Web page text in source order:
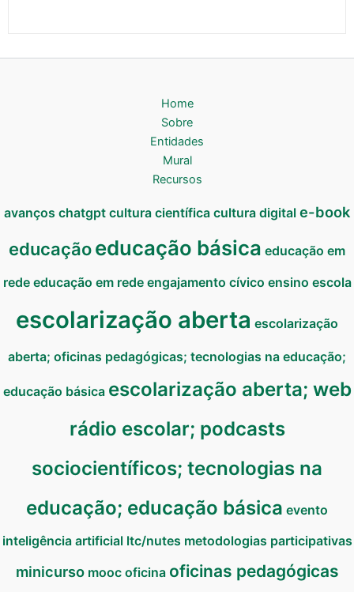
Home
Sobre
Entidades
Mural
Recursos
avanços chatgpt cultura científica cultura digital e-book
educaçãoeducação básica educação em
rede educação em rede engajamento cívico ensino escola
escolarização aberta escolarização
aberta; oficinas pedagógicas; tecnologias na educação;
educação básica escolarização aberta; web
rádio escolar; podcasts
sociocientíficos; tecnologias na
educação; educação básica evento
inteligência artificial ltc/nutes metodologias participativas
minicurso mooc oficina oficinas pedagógicas